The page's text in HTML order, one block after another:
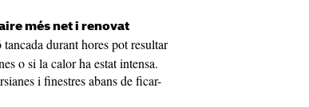
més net i renovat
durant hores pot resultar
o si la calor ha estat intensa.
i finestres abans de ficar-